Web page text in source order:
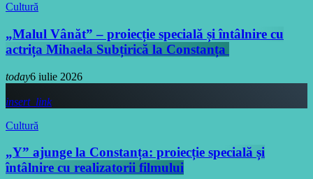
Cultură
„Malul Vânăt” – proiecție specială și întâlnire cu
actrița Mihaela Subțirică la Constanța
today6 iulie 2026
insert_link
Cultură
„Y” ajunge la Constanța: proiecție specială și
întâlnire cu realizatorii filmului